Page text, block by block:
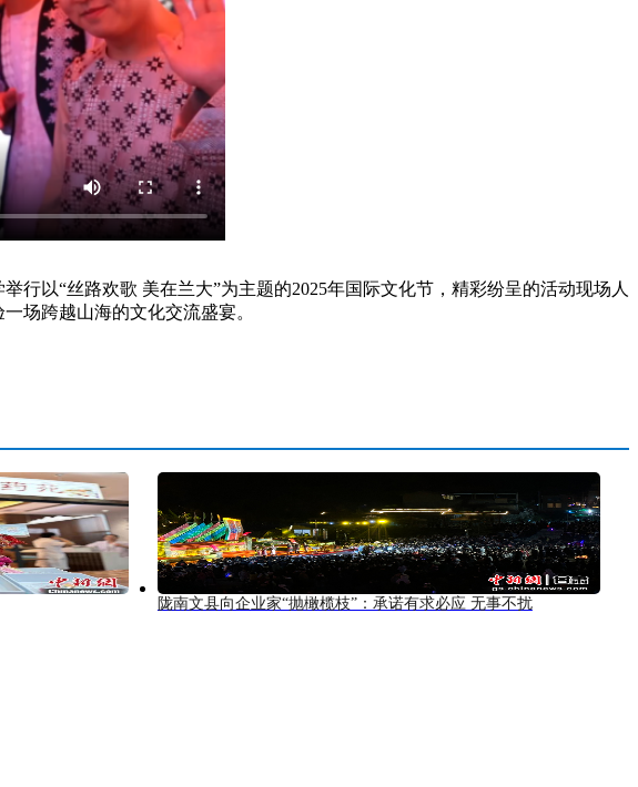
以“丝路欢歌 美在兰大”为主题的2025年国际文化节，精彩纷呈的活动现场人
场跨越山海的文化交流盛宴。
陇南文县向企业家“抛橄榄枝”：承诺有求必应 无事不扰